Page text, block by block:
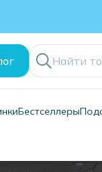
Бестселлеры